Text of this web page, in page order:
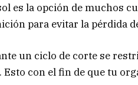
es la opción de muchos
para evitar la pérdida
un ciclo de corte se
Esto con el fin de que tu